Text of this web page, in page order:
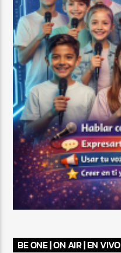
BE ONE | ON AIR | EN VIVO